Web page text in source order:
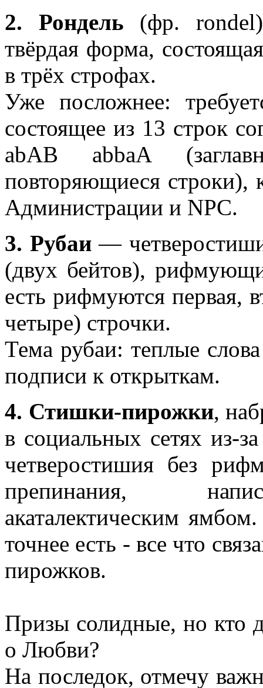
2. Рондель (фр.
твёрдая форма,
в трёх строфах.
Уже посложнее:
состоящее из 13 строк
аbАВ аbbаА
повторяющиеся строки),
Администрации и NPC.
3. Рубаи—
(двух бейтов),
есть рифмуются первая,
четыре) строчки.
Тема рубаи: теплые
подписи к открыткам.
4. Стишки-пирожки,
в социальных сетях из-
четверостишия без
препинания,
акаталектическим
точнее есть - все что
пирожков.
Призы солидные, но кто
о Любви?
На последок, отмечу